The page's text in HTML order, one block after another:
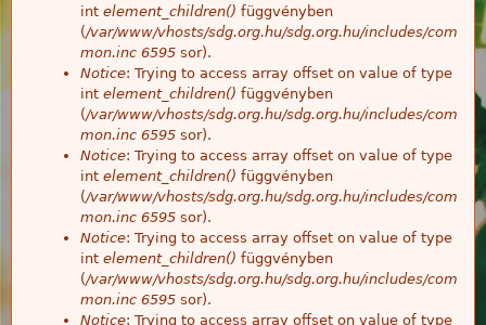
int element_children() függvényben
(/var/www/vhosts/sdg.org.hu/sdg.org.hu/includes/com
mon.inc 6595 sor).
Notice: Trying to access array offset on value of type
int element_children() függvényben
(/var/www/vhosts/sdg.org.hu/sdg.org.hu/includes/com
mon.inc 6595 sor).
Notice: Trying to access array offset on value of type
int element_children() függvényben
(/var/www/vhosts/sdg.org.hu/sdg.org.hu/includes/com
mon.inc 6595 sor).
Notice: Trying to access array offset on value of type
int element_children() függvényben
(/var/www/vhosts/sdg.org.hu/sdg.org.hu/includes/com
mon.inc 6595 sor).
Notice: Trying to access array offset on value of type